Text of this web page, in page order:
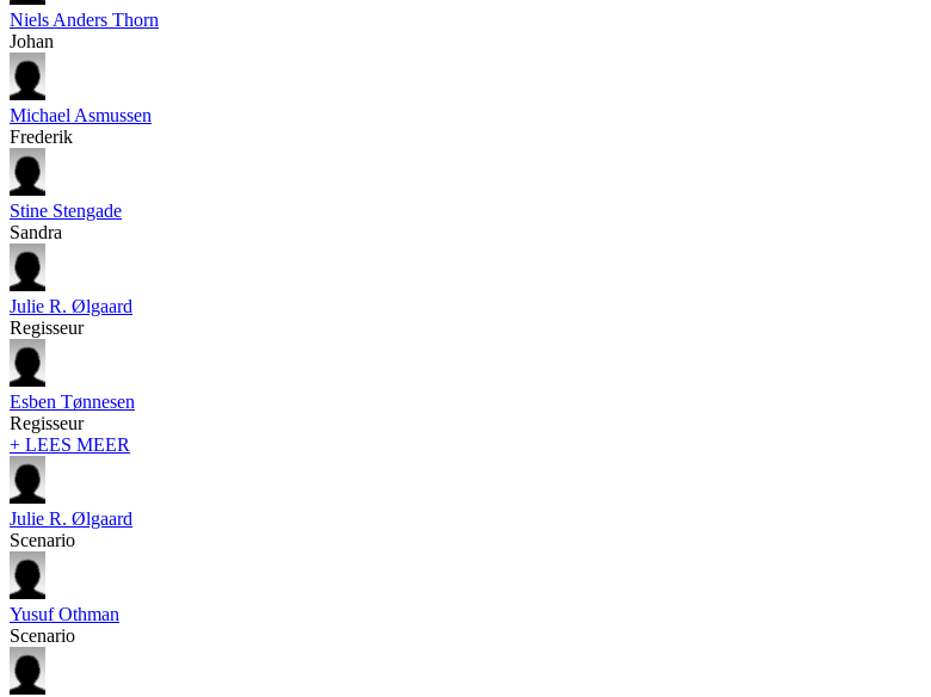
Niels Anders Thorn
Johan
Michael Asmussen
Frederik
Stine Stengade
Sandra
Julie R. Ølgaard
Regisseur
Esben Tønnesen
Regisseur
+ LEES MEER
Julie R. Ølgaard
Scenario
Yusuf Othman
Scenario